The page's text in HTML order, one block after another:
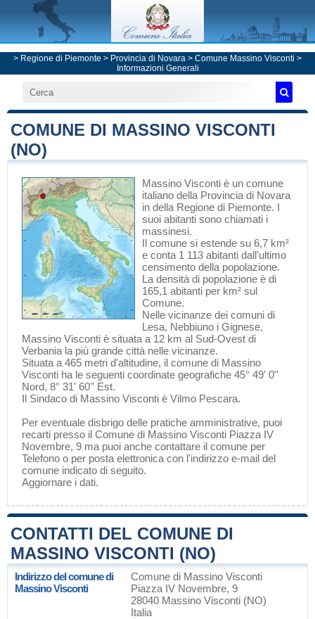
> Regione di Piemonte > Provincia di Novara > Comune Massino Visconti >
Informazioni Generali
COMUNE DI MASSINO VISCONTI
(NO)
Massino Visconti è un comune
italiano della Provincia di Novara
in della Regione di Piemonte. I
suoi abitanti sono chiamati i
massinesi.
Il comune si estende su 6,7 km²
e conta 1 113 abitanti dall'ultimo
censimento della popolazione.
La densità di popolazione è di
165,1 abitanti per km² sul
Comune.
Nelle vicinanze dei comuni di
Lesa, Nebbiuno i Gignese,
Massino Visconti è situata a 12 km al Sud-Ovest di
Verbania la più grande città nelle vicinanze.
Situata a 465 metri d'altitudine, il comune di Massino
Visconti ha le seguenti coordinate geografiche 45° 49' 0''
Nord, 8° 31' 60'' Est.
Il Sindaco di Massino Visconti è Vilmo Pescara.
Per eventuale disbrigo delle pratiche amministrative, puoi
recarti presso il Comune di Massino Visconti Piazza IV
Novembre, 9 ma puoi anche contattare il comune per
Telefono o per posta elettronica con l'indirizzo e-mail del
comune indicato di seguito.
Aggiornare i dati.
CONTATTI DEL COMUNE DI
MASSINO VISCONTI (NO)
Indirizzo del comune di
Massino Visconti
Comune di Massino Visconti
Piazza IV Novembre, 9
28040 Massino Visconti (NO)
Italia